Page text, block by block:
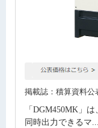
掲載誌：積算資料公
「DGM450MK」
同時出力できるマ...